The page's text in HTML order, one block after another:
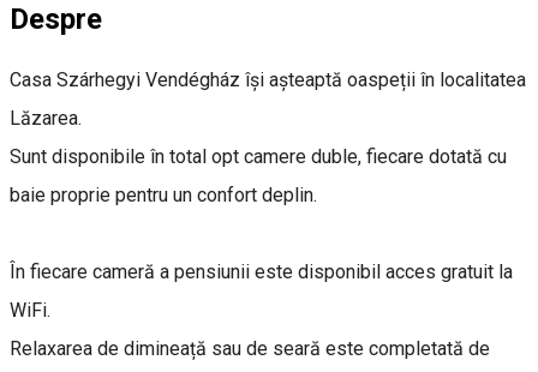
Despre
Casa Szárhegyi Vendégház își așteaptă oaspeții în localitatea
Lăzarea.
Sunt disponibile în total opt camere duble, fiecare dotată cu
baie proprie pentru un confort deplin.
În fiecare cameră a pensiunii este disponibil acces gratuit la
WiFi.
Relaxarea de dimineață sau de seară este completată de